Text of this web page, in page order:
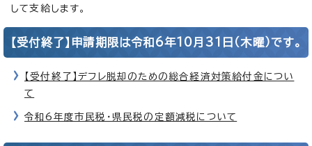
して支給します。
【受付終了】申請期限は令和6年10月31日（木曜）です。
【受付終了】デフレ脱却のための総合経済対策給付金につい
て
令和6年度市民税・県民税の定額減税について